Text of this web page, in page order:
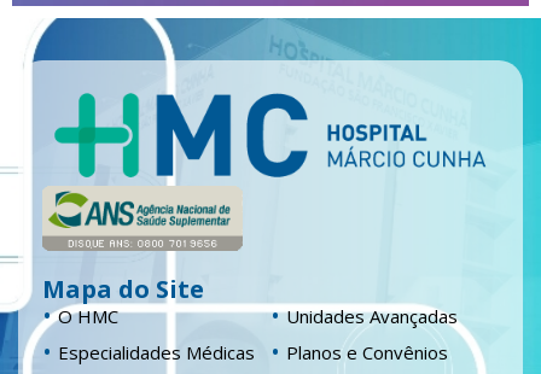
Mapa do Site
O HMC
Unidades Avançadas
Especialidades Médicas
Planos e Convênios